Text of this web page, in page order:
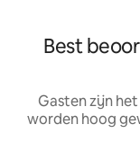
Best
Gasten zijn
worden hoog